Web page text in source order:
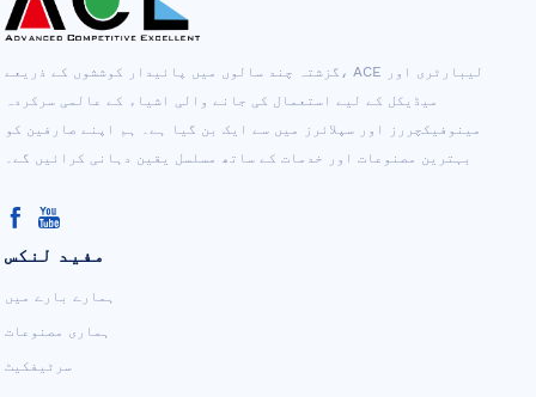
گزشتہ چند سالوں میں پائیدار کوششوں کے ذریعے، ACE لیبارٹری اور
میڈیکل کے لیے استعمال کی جانے والی اشیاء کے عالمی سرکردہ
مینوفیکچررز اور سپلائرز میں سے ایک بن گیا ہے۔ ہم اپنے صارفین کو
بہترین مصنوعات اور خدمات کے ساتھ مسلسل یقین دہانی کرائیں گے۔
مفید لنکس
ہمارے بارے میں
ہماری مصنوعات
سرٹیفکیٹ